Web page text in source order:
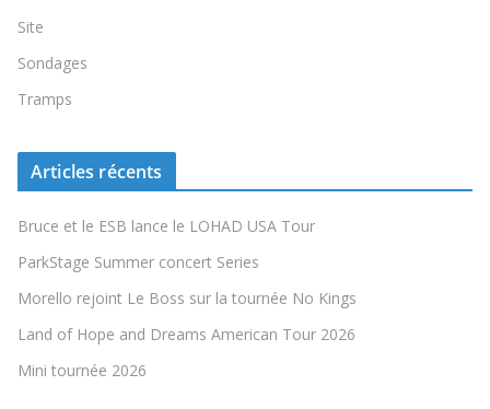
Site
Sondages
Tramps
Articles récents
Bruce et le ESB lance le LOHAD USA Tour
ParkStage Summer concert Series
Morello rejoint Le Boss sur la tournée No Kings
Land of Hope and Dreams American Tour 2026
Mini tournée 2026